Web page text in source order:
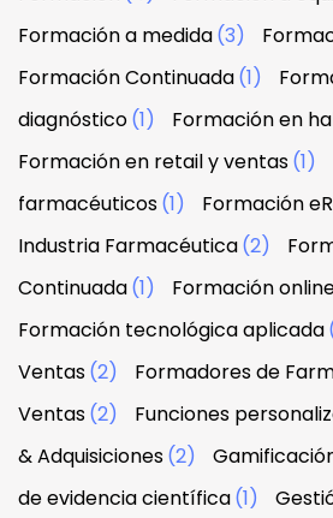
Formación a medida(3)
Formación Continuada(1)
diagnóstico(1) Formación en
Formación en retail y ventas(1)
farmacéuticos(1) Formación
Industria Farmacéutica(2)
Continuada(1) Formación
Formación tecnológica aplicada
Ventas(2) Formadores de
Ventas(2) Funciones
& Adquisiciones(2)
de evidencia científica(1)